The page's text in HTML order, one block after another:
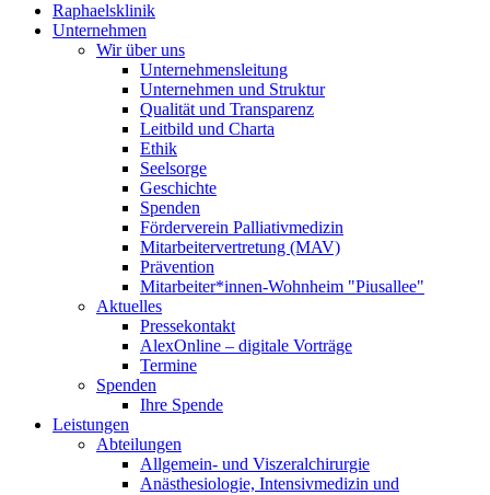
Raphaelsklinik
Unternehmen
Wir über uns
Unternehmensleitung
Unternehmen und Struktur
Qualität und Transparenz
Leitbild und Charta
Ethik
Seelsorge
Geschichte
Spenden
Förderverein Palliativmedizin
Mitarbeitervertretung (MAV)
Prävention
Mitarbeiter*innen-Wohnheim "Piusallee"
Aktuelles
Pressekontakt
AlexOnline – digitale Vorträge
Termine
Spenden
Ihre Spende
Leistungen
Abteilungen
Allgemein- und Viszeralchirurgie
Anästhesiologie, Intensivmedizin und